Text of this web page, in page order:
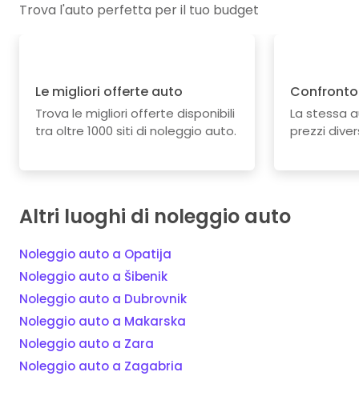
Trova l'auto perfetta per il tuo budget
Le migliori offerte auto
Trova le migliori offerte disponibili
tra oltre 1000 siti di noleggio auto.
La stessa
prezzi
Altri luoghi di noleggio auto
Noleggio auto a Opatija
Noleggio auto a Šibenik
Noleggio auto a Dubrovnik
Noleggio auto a Makarska
Noleggio auto a Zara
Noleggio auto a Zagabria